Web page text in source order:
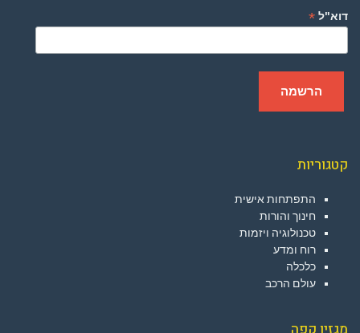
דוא"ל *
קטגוריות
התפתחות אישית
חינוך והורות
טכנולוגיה ויזמות
רוח ומדע
כלכלה
עולם הרכב